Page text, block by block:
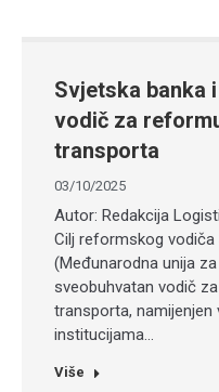
Svjetska banka
vodič za
transporta
03/10/2025
Autor: Redakcija
Cilj reformskog vodiča
(Međunarodna unija
sveobuhvatan vodič
transporta, namijenjen
institucijama…
Više